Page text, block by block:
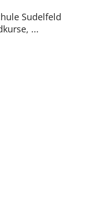
Sudelfeld
...